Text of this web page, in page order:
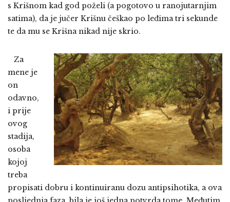
s Krišnom kad god poželi (a pogotovo u ranojutarnjim
satima), da je jučer Krišnu češkao po leđima tri sekunde
te da mu se Krišna nikad nije skrio.
Za
mene je
on
odavno,
i prije
ovog
stadija,
osoba
kojoj
treba
propisati dobru i kontinuiranu dozu antipsihotika, a ova